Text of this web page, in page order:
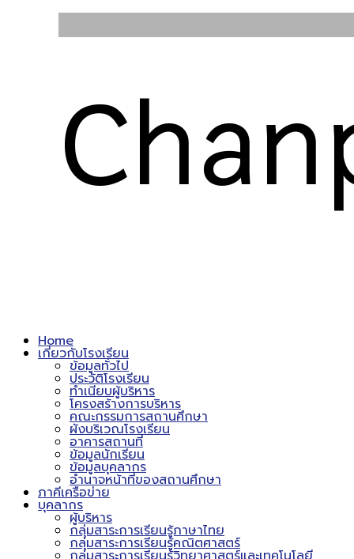
Home
เกี่ยวกับโรงเรียน
ข้อมูลทั่วไป
ประวัติโรงเรียน
ทำเนียบผู้บริหาร
โครงสร้างการบริหาร
คณะกรรมการสถานศึกษา
ผังบริเวณโรงเรียน
อาคารสถานที่
ข้อมูลนักเรียน
ข้อมูลบุคลากร
อำนาจหน้าที่ของสถานศึกษา
ภาคีเครือข่าย
บุคลากร
ผู้บริหาร
กลุ่มสาระการเรียนรู้ภาษาไทย
กลุ่มสาระการเรียนรู้คณิตศาสตร์